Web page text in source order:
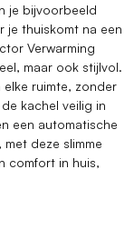
je bijvoorbeeld
je thuiskomt na een
Verwarming
maar ook stijlvol.
ruimte, zonder
kachel veilig in
een automatische
deze slimme
comfort in huis,